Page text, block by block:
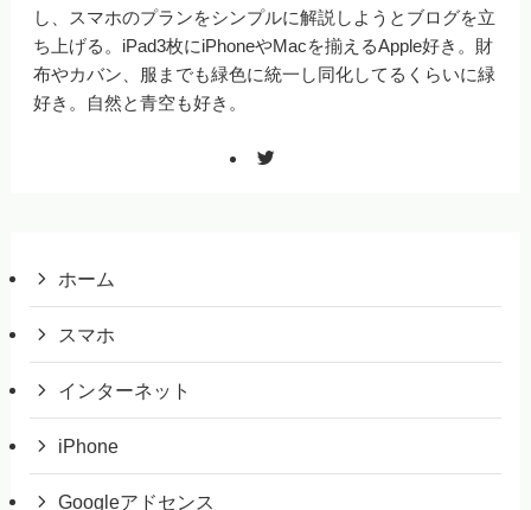
し、スマホのプランをシンプルに解説しようとブログを立
ち上げる。iPad3枚にiPhoneやMacを揃えるApple好き。財
布やカバン、服までも緑色に統一し同化してるくらいに緑
好き。自然と青空も好き。
ホーム
スマホ
インターネット
iPhone
Googleアドセンス